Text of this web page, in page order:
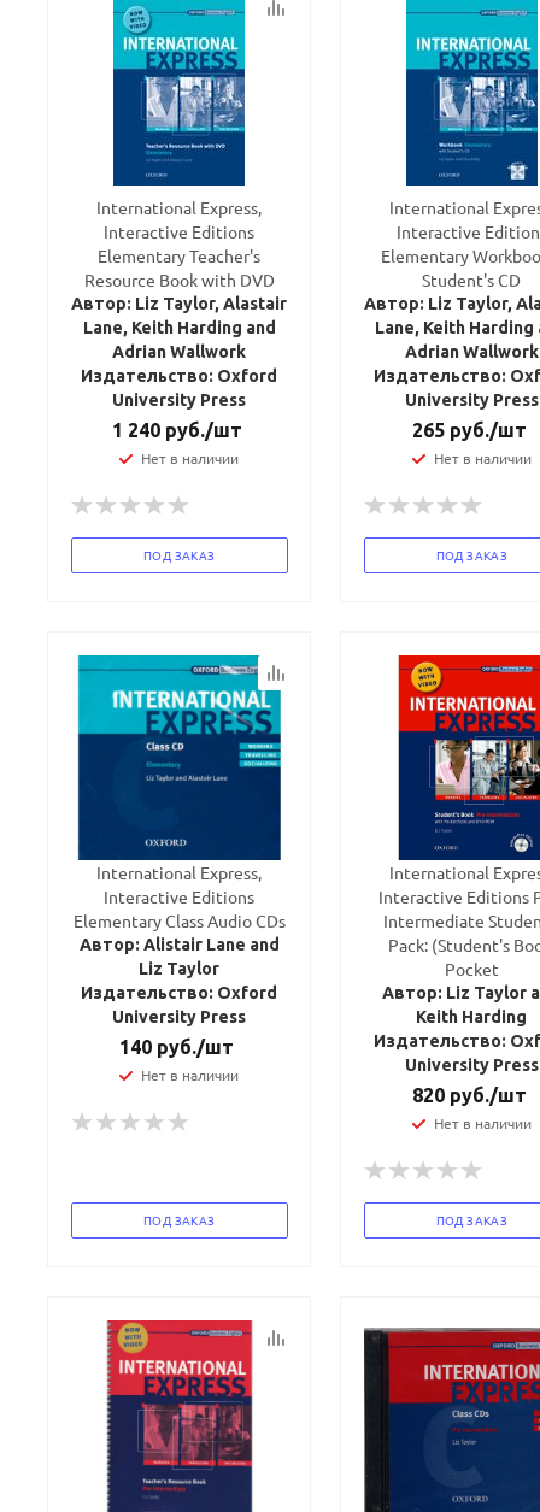
International Express,
Interactive Editions
Elementary Teacher's
Resource Book with DVD
Автор: Liz Taylor, Alastair
Lane, Keith Harding and
Adrian Wallwork
Издательство: Oxford
University Press
1 240руб./шт
Нет в наличии
ПОД ЗАКАЗ
International
Interactive
Elementary
Student's CD
Автор: Liz Taylor,
Lane, Keith Harding
Adrian Wallwork
Издательство:
University Press
265руб./шт
Нет в наличии
ПОД ЗАКАЗ
International Express,
Interactive Editions
Elementary Class Audio CDs
Автор: Alistair Lane and
Liz Taylor
Издательство: Oxford
University Press
140 руб./шт
Нет в наличии
ПОД ЗАКАЗ
International
Interactive Editions
Intermediate
Pack: (Student's
Pocket
Автор: Liz Taylor
Keith Harding
Издательство:
University Press
820руб./шт
Нет в наличии
ПОД ЗАКАЗ